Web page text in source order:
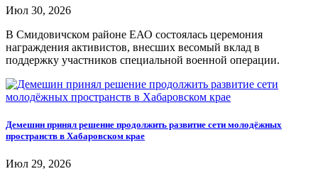
Июл 30, 2026
В Смидовичском районе ЕАО состоялась церемония
награждения активистов, внесших весомый вклад в
поддержку участников специальной военной операции.
Демешин принял решение продолжить развитие сети молодёжных
пространств в Хабаровском крае
Июл 29, 2026